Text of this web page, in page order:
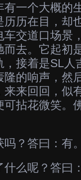
一个大概的
历在目，却
车交道口场景
去。它起初
，接着是SL
的响声，然
来回回，似
拈花微笑。
吗？答曰：有
么呢？答曰